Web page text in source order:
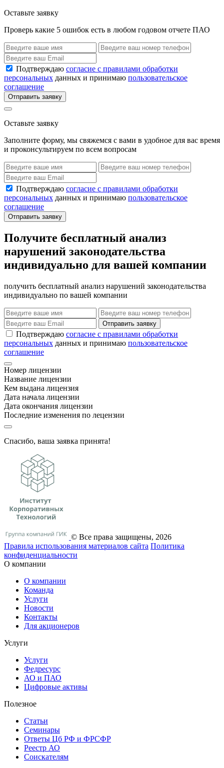
Оставьте заявку
Проверь какие 5 ошибок есть в любом годовом отчете ПАО
Подтверждаю согласие с правилами обработки
персональных данных и принимаю пользовательское
соглашение
Отправить заявку
Оставьте заявку
Заполните форму, мы свяжемся с вами в удобное для вас время
и проконсультируем по всем вопросам
Подтверждаю согласие с правилами обработки
персональных данных и принимаю пользовательское
соглашение
Отправить заявку
Получите бесплатный анализ
нарушений законодательства
индивидуально для вашей компании
получить бесплатный анализ нарушений законодательства
индивидуально по вашей компании
Отправить заявку
Подтверждаю согласие с правилами обработки
персональных данных и принимаю пользовательское
соглашение
Номер лицензии
Название лицензии
Кем выдана лицензия
Дата начала лицензии
Дата окончания лицензии
Последние изменения по лецензии
Спасибо, ваша заявка принята!
© Все права защищены, 2026
Правила использования материалов сайта Политика
конфиденциальности
О компании
О компании
Команда
Услуги
Новости
Контакты
Для акционеров
Услуги
Услуги
Федресурс
АО и ПАО
Цифровые активы
Полезное
Статьи
Cеминары
Ответы Цб РФ и ФРСФР
Реестр АО
Соискателям